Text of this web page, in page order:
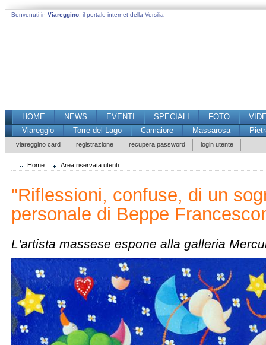
Benvenuti in Viareggino , il portale internet della Versilia
HOME NEWS EVENTI SPECIALI FOTO
Viareggio
Torre del Lago Camaiore Massarosa
viareggino card registrazione recupera password login utente
Home Area riservata utenti
"Riflessioni, confuse, di un
personale di Beppe
L'artista massese espone alla galleria